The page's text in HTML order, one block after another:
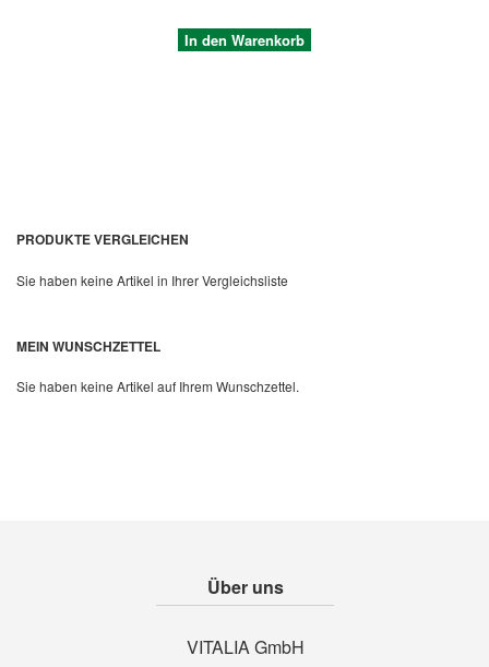
Quickview
In den Warenkorb
PRODUKTE VERGLEICHEN
Sie haben keine Artikel in Ihrer Vergleichsliste
MEIN WUNSCHZETTEL
Sie haben keine Artikel auf Ihrem Wunschzettel.
Über uns
VITALIA GmbH